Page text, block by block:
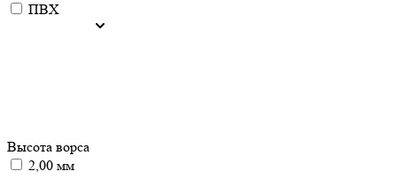
ПВХ
Высота ворса
2,00 мм